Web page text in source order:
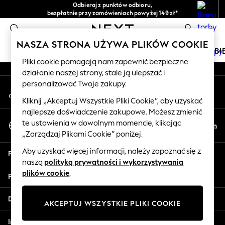
Odbieraj z punktów odbioru,
bezpłatnie przy zamówieniach powyżej 149 zł*
Łatwe zwroty*
0
HOLIDAY SHOP
Women's Holiday Shop
All Swimwear
All Beachwear
Bags & Accessories
Beach Dresses & Kaftans
Dresses
Flip Flops
Sliders
Jumpsuits & Playsuits
Sandals
Shorts
An error occurred on client
Nasze media społecznościowe
Moje konto
Zaloguj się na swoje konto
Wybierz Język
Polski
En
Pomoc
Prywatność i zasady prawne
Działy
Inne usługi
NASZA STRONA UŻYWA PLIKÓW COOKIE
Pliki cookie pomagają nam zapewnić bezpieczne
działanie naszej strony, stale ją ulepszać i
personalizować Twoje zakupy.
Kliknij „Akceptuj Wszystkie Pliki Cookie”, aby uzyskać
najlepsze doświadczenie zakupowe. Możesz zmienić
te ustawienia w dowolnym momencie, klikając
„Zarządzaj Plikami Cookie” poniżej.
Aby uzyskać więcej informacji, należy zapoznać się z
naszą polityką prywatności i wykorzystywania
plików cookie.
AKCEPTUJ WSZYSTKIE PLIKI COOKIE